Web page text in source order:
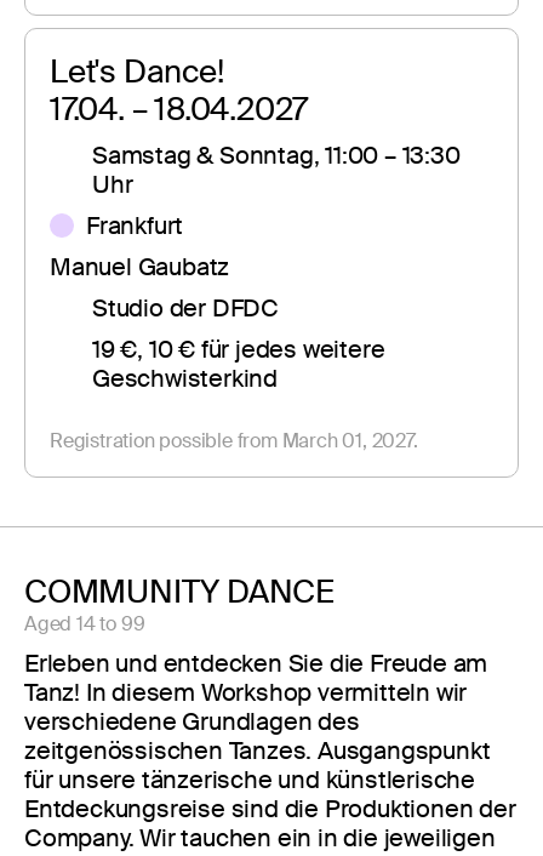
Let's Dance!
17.04. – 18.04.2027
Samstag & Sonntag, 11:00 – 13:30
Uhr
Frankfurt
Manuel Gaubatz
Studio der DFDC
19 €, 10 € für jedes weitere
Geschwisterkind
Registration possible from March 01, 2027.
COMMUNITY DANCE
Aged 14 to 99
Erleben und entdecken Sie die Freude am
Tanz! In diesem Workshop vermitteln wir
verschiedene Grundlagen des
zeitgenössischen Tanzes. Ausgangspunkt
für unsere tänzerische und künstlerische
Entdeckungsreise sind die Produktionen der
Company. Wir tauchen ein in die jeweiligen